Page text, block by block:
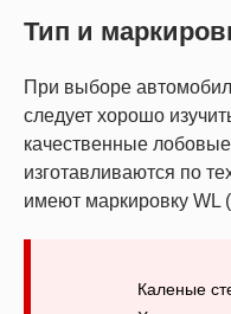
Тип и
При выборе
следует хорошо
качественные
изготавливаются по
имеют маркировку WL
Каленые